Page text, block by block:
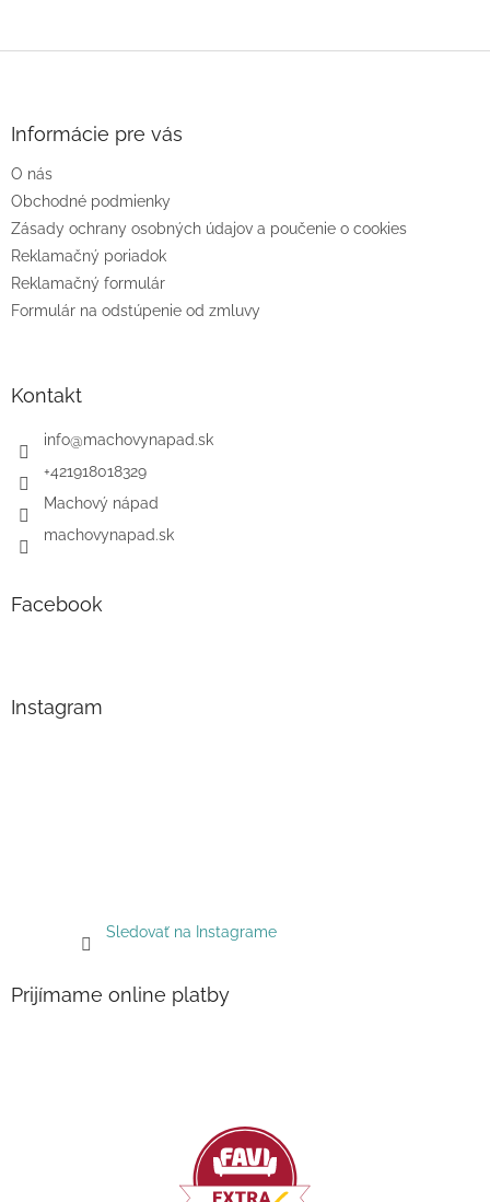
e
Informácie pre vás
O nás
Obchodné podmienky
Zásady ochrany osobných údajov a poučenie o cookies
Reklamačný poriadok
Reklamačný formulár
Formulár na odstúpenie od zmluvy
Kontakt
info@machovynapad.sk
+421918018329
Machový nápad
machovynapad.sk
Facebook
Instagram
Sledovať na Instagrame
Prijímame online platby